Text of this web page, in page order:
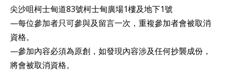
尖沙咀柯士甸道83號柯士甸廣場1樓及地下1號
—每位參加者只可參與及留言一次，重複參加者會被取消
資格。
—參加內容必須為原創，如發現內容涉及任何抄襲成份，
將會被取消資格。